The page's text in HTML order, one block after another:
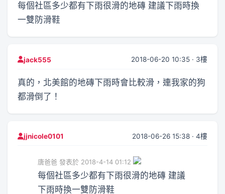
每個社區多少都有下雨很滑的地磚 建議下雨時換
一雙防滑鞋
jack555 2018-06-20 10:35 · 3樓
真的，北美館的地磚下雨時會比較滑，連我家的狗
都滑倒了！
jjnicole0101 2018-06-26 15:38 · 4樓
唐爸爸 發表於 2018-4-14 01:12
每個社區多少都有下雨很滑的地磚 建議
下雨時換一雙防滑鞋